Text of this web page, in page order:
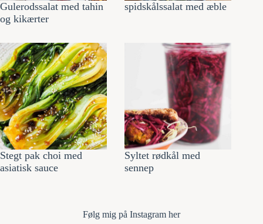
Gulerodssalat med tahin
og kikærter
spidskålssalat med æble
Stegt pak choi med
asiatisk sauce
Syltet rødkål med
sennep
Følg mig på Instagram her